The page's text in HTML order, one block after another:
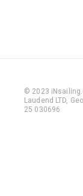
© 2023
Laudend LTD,
25 030696